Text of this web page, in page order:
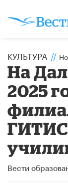
КУЛЬТУРА //
На
2025
Вести